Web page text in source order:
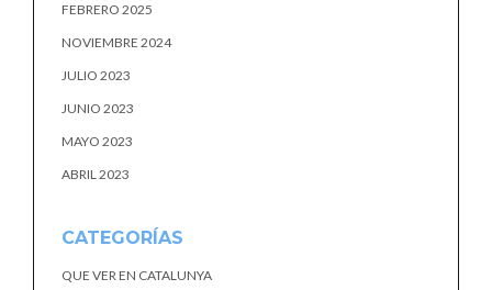
FEBRERO 2025
NOVIEMBRE 2024
JULIO 2023
JUNIO 2023
MAYO 2023
ABRIL 2023
CATEGORÍAS
QUE VER EN CATALUNYA